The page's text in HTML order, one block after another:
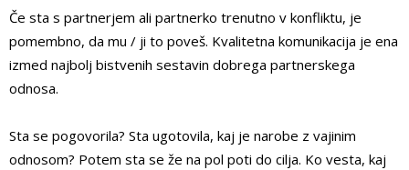
Če sta s partnerjem ali partnerko trenutno v konfliktu, je
pomembno, da mu / ji to poveš. Kvalitetna komunikacija je ena
izmed najbolj bistvenih sestavin dobrega partnerskega
odnosa.
Sta se pogovorila? Sta ugotovila, kaj je narobe z vajinim
odnosom? Potem sta se že na pol poti do cilja. Ko vesta, kaj